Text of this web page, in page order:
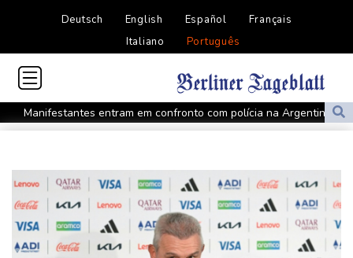
Deutsch English Español
Français
Italiano
Português
Manifestantes entram em confronto com polícia na Argentina por
projeto de lei em favor da propriedade privada
nascimento
Kompany confia nos reforços do Bayern para conquistar a
Champions
Pegula elimina Rakhimova e vai às oitavas do WTA 1000 de